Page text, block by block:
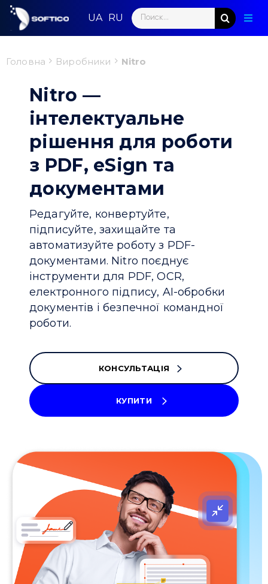
Skip
content
Search
for:
Головна Виробники Nitro
Nitro —
інтелектуальне
рішення для роботи
з PDF, eSign та
документами
Редагуйте, конвертуйте,
підписуйте, захищайте та
автоматизуйте роботу з PDF-
документами. Nitro поєднує
інструменти для PDF, OCR,
електронного підпису, AI-обробки
документів і безпечної командної
роботи.
КОНСУЛЬТАЦІЯ
КУПИТИ